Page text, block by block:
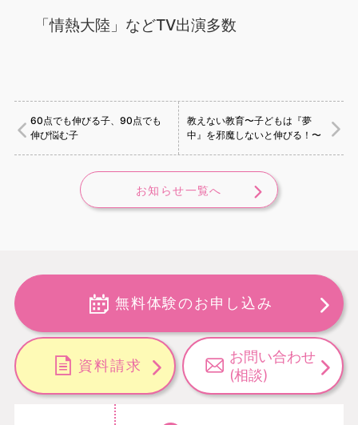
「情熱大陸」などTV出演多数
60点でも伸びる子、90点でも
伸び悩む子
教えない教育〜子どもは『夢
中』を邪魔しないと伸びる！〜
お知らせ一覧へ
無料体験のお申し込み
資料請求
お問い合わせ
(相談)